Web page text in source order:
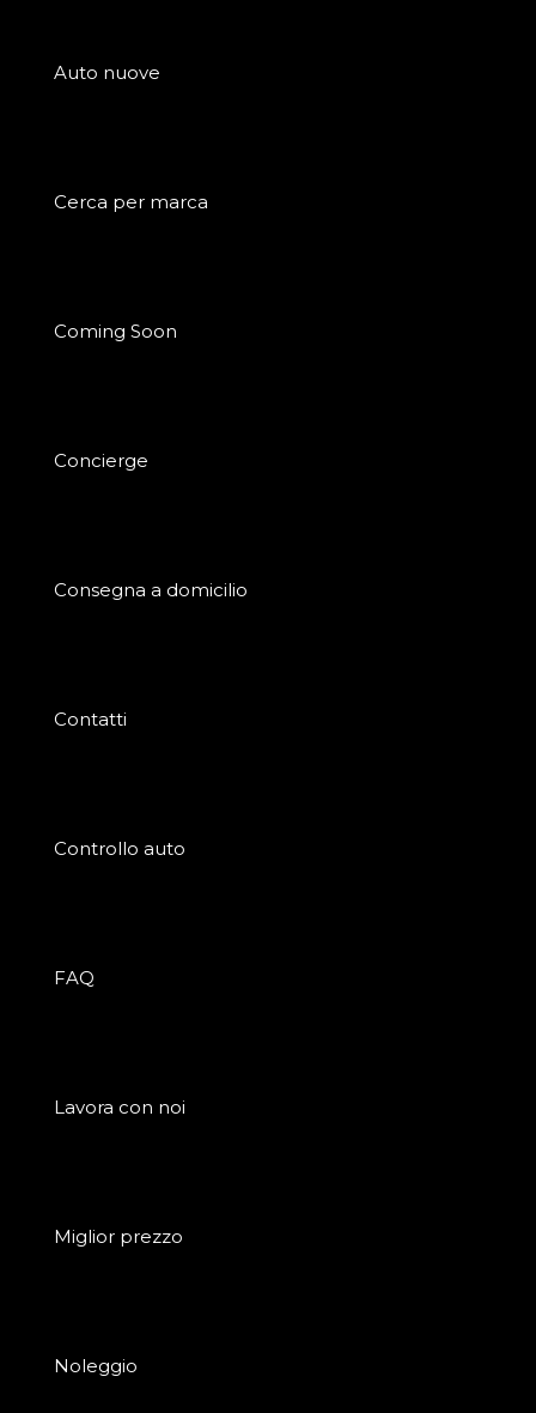
Auto nuove
Cerca per marca
Coming Soon
Concierge
Consegna a domicilio
Contatti
Controllo auto
FAQ
Lavora con noi
Miglior prezzo
Noleggio